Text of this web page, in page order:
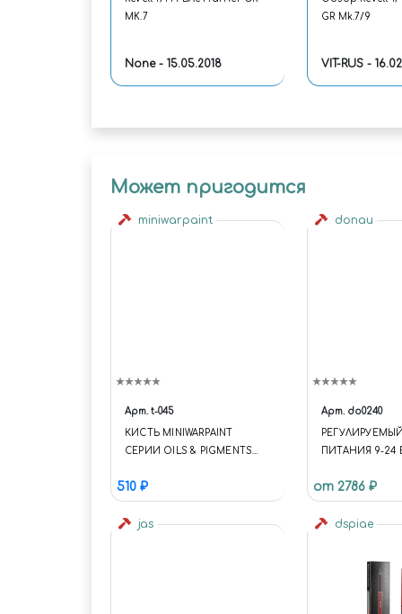
MK.7
None - 15.05.2018
GR Mk.7/9
VIT-RUS -
Может пригодится
miniwarpaint
Арт. t-045
КИСТЬ MINIWARPAINT
СЕРИИ OILS & PIGMENTS
510 ₽
donau
Арт. do0240
ПИТАНИЯ 9-24
1500MA
от 2786 ₽
jas dspiae